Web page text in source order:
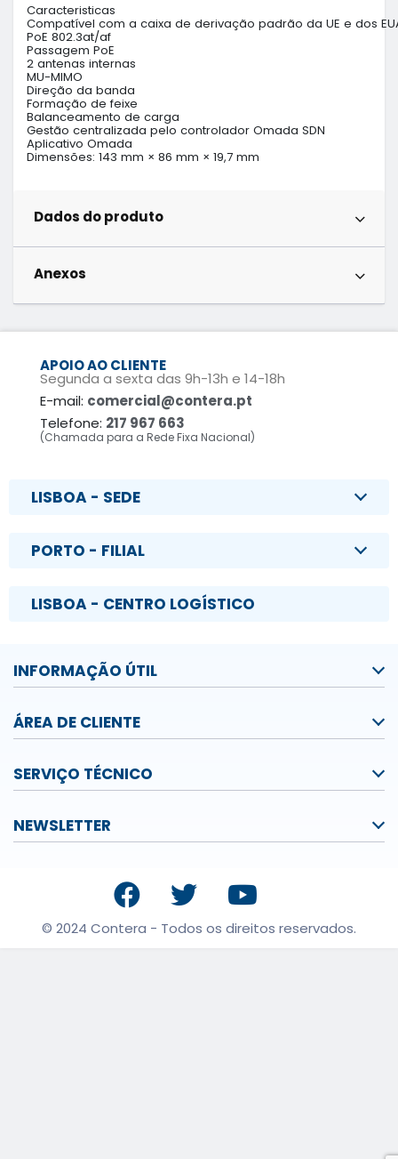
Caracteristicas
Compatível com a caixa de derivação padrão da UE e dos
PoE 802.3at/af
Passagem PoE
2 antenas internas
MU-MIMO
Direção da banda
Formação de feixe
Balanceamento de carga
Gestão centralizada pelo controlador Omada SDN
Aplicativo Omada
Dimensões: 143 mm × 86 mm × 19,7 mm
Dados do produto
Anexos
APOIO AO CLIENTE
Segunda a sexta das 9h-13h e 14-18h
E-mail: comercial@contera.pt
Telefone: 217 967 663
(Chamada para a Rede Fixa Nacional)
LISBOA - SEDE
PORTO - FILIAL
LISBOA - CENTRO LOGÍSTICO
INFORMAÇÃO ÚTIL
ÁREA DE CLIENTE
SERVIÇO TÉCNICO
NEWSLETTER
© 2024 Contera - Todos os direitos reservados.